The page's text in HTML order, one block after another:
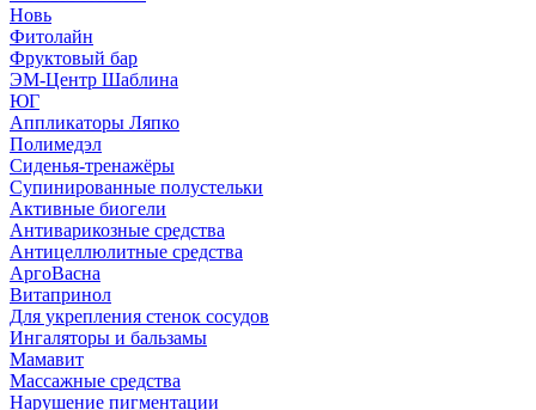
Новь
Фитолайн
Фруктовый бар
ЭМ-Центр Шаблина
ЮГ
Аппликаторы Ляпко
Полимедэл
Сиденья-тренажёры
Супинированные полустельки
Активные биогели
Антиварикозные средства
Антицеллюлитные средства
АргоВасна
Витапринол
Для укрепления стенок сосудов
Ингаляторы и бальзамы
Мамавит
Массажные средства
Нарушение пигментации